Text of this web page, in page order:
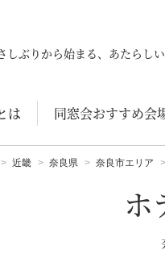
しぶりから始まる、あたらし
は 同窓会おすすめ会
近畿 奈良県 奈良市エリア
ホ